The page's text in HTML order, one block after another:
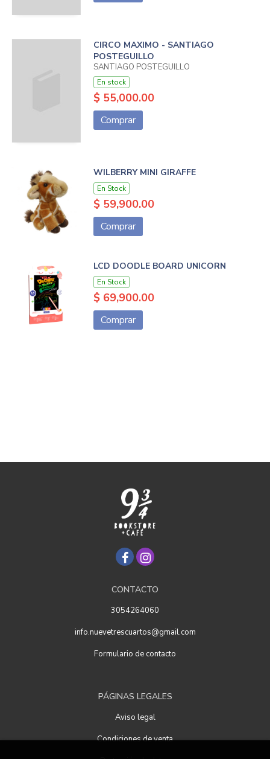
CIRCO MAXIMO - SANTIAGO
POSTEGUILLO
SANTIAGO POSTEGUILLO
En stock
$ 55,000.00
Comprar
WILBERRY MINI GIRAFFE
En Stock
$ 59,900.00
Comprar
LCD DOODLE BOARD UNICORN
En Stock
$ 69,900.00
Comprar
CONTACTO
3054264060
info.nuevetrescuartos@gmail.com
Formulario de contacto
PÁGINAS LEGALES
Aviso legal
Condiciones de venta